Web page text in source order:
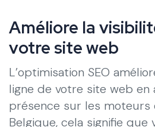
Améliore la
votre site web
L’optimisation SEO
ligne de votre site web en
présence sur les moteurs
Belgique, cela signifie